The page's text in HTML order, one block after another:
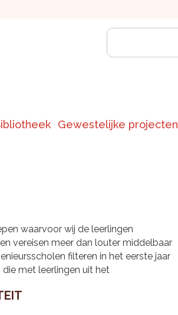
Gewestelijke projecten
waarvoor wij de leerlingen
vereisen meer dan louter middelbaar
filteren in het eerste jaar
met leerlingen uit het